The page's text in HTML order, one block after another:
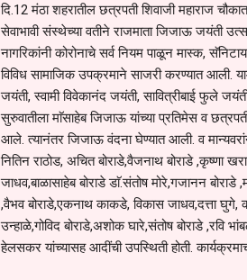
दि.12 मंठा शहरातील छत्रपती शिवाजी महाराज
सेवाभावी संस्थेच्या वतीने राजमाता जिजाऊ जयंती
नागरिकांनी कोरोनाचे सर्व नियम पाळून मास्क,
विविध सामाजिक उपक्रमाने साजरी करण्यात आली.
जयंती, स्वामी विवेकानंद जयंती, सावित्रीबाई फुले
सुरुवातीला माॅसाहेब जिजाऊ यांच्या प्रतिमेस व
आले. त्यानंतर जिजाऊ वंदना घेण्यात आली. व
नितिन राठोड, अचित बोराडे,वैजनाथ बोराडे ,कृष्णा
जाधव,बाळासाहेब बोराडे डाॅ.संतोष मोरे,गजानन
,वैभव बोराडे,एकनाथ काकडे, विकास जाधव,दत्ता
उन्हाळे,गोविद बोराडे,अशोक घारे,संतोष बोराडे ,रवि
हेलसकर यांच्यासह आदींची उपस्थिती होती.